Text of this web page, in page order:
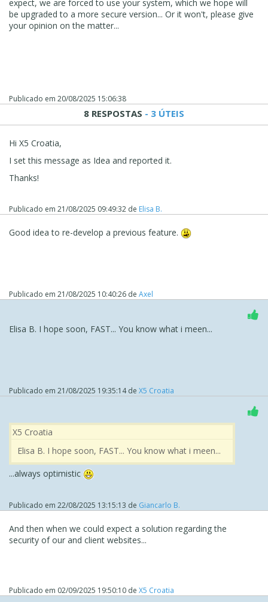
expect, we are forced to use your system, which we hope will
be upgraded to a more secure version... Or it won't, please give
your opinion on the matter...
Publicado em 20/08/2025 15:06:38
8 RESPOSTAS - 3 ÚTEIS
Hi X5 Croatia,
I set this message as Idea and reported it.
Thanks!
Publicado em 21/08/2025 09:49:32 de Elisa B.
Good idea to re-develop a previous feature.
Publicado em 21/08/2025 10:40:26 de Axel
Elisa B. I hope soon, FAST... You know what i meen...
Publicado em 21/08/2025 19:35:14de X5 Croatia
X5 Croatia
Elisa B. I hope soon, FAST... You know what i meen...
...always optimistic
Publicado em 22/08/2025 13:15:13 de Giancarlo B.
And then when we could expect a solution regarding the
security of our and client websites...
Publicado em 02/09/2025 19:50:10 de X5 Croatia